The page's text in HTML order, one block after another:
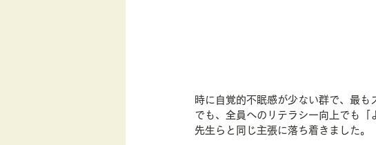
時に自覚的不眠感が少ない群で、最
でも、全員へのリテラシー向上でも
先生らと同じ主張に落ち着きました。